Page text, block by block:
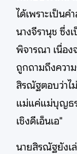
ได้เพราะเป็น
นางจีรานุช ซึ่ง
พิจารณา เนื่อง
ถูกถามถึงควา
สิรณัฐตอบว่าไม่
แม่แค่แม่บุญธร
เชิงดีเอ็นเอ"
นายสิรณัฐยังเ